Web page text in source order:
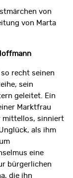
von
von Marta
recht seinen
sein
geleitet. Ein
Marktfrau
mittellos, sinniert
als ihm
eine
bürgerlichen
die ihn